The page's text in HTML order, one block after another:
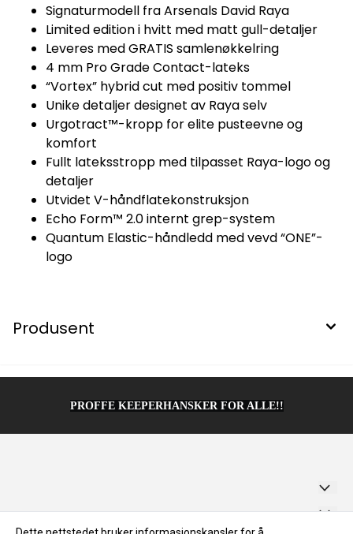
Signaturmodell fra Arsenals David Raya
Limited edition i hvitt med matt gull-detaljer
Leveres med GRATIS samlenøkkelring
4 mm Pro Grade Contact-lateks
“Vortex” hybrid cut med positiv tommel
Unike detaljer designet av Raya selv
Urgotract™-kropp for elite pusteevne og
komfort
Fullt lateksstropp med tilpasset Raya-logo og
detaljer
Utvidet V-håndflatekonstruksjon
Echo Form™ 2.0 internt grep-system
Quantum Elastic-håndledd med vevd “ONE”-
logo
Produsent
PROFFE KEEPERHANSKER FOR ALLE!!
Sportadventure AS